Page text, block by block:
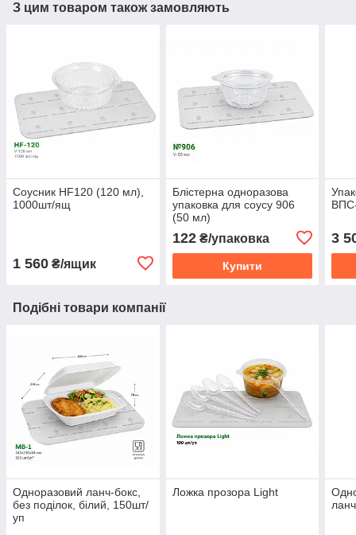
З цим товаром також замовляють
Соусник HF120 (120 мл),
1000шт/ящ
1 560 ₴/ящик
Блістерна одноразова
упаковка для соусу 906
(50 мл)
122₴/упаковка
Купити
3
Подібні товари компанії
Одноразовий ланч-бокс,
без поділок, білий, 150шт/
уп
Ложка прозора Light